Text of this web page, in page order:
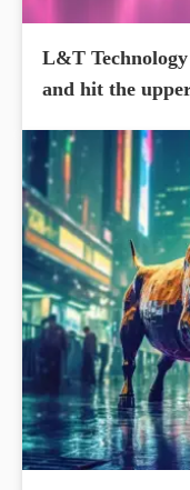
L&T
and hit the